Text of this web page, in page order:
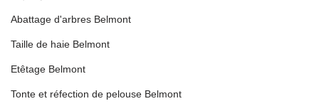
Abattage d'arbres Belmont
Taille de haie Belmont
Etêtage Belmont
Tonte et réfection de pelouse Belmont